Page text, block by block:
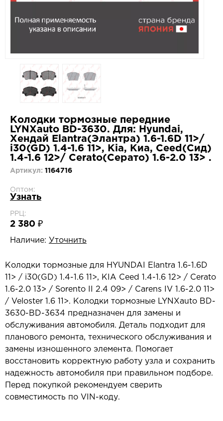
Колодки тормозные передние
LYNXauto BD-3630. Для: Hyundai,
Хендай Elantra(Элантра) 1.6-1.6D 11>/
i30(GD) 1.4-1.6 11>, Kia, Киа, Ceed(Сид)
1.4-1.6 12>/ Cerato(Серато) 1.6-2.0 13> .
Артикул: 1164716
Оптом:
Узнать
РРЦ:
2 380 ₽
Наличие: Уточнить
Колодки тормозные для HYUNDAI Elantra 1.6-1.6D
11> / i30(GD) 1.4-1.6 11>, KIA Ceed 1.4-1.6 12> / Cerato
1.6-2.0 13> / Sorento II 2.4 09> / Carens IV 1.6-2.0 11>
/ Veloster 1.6 11>. Колодки тормозные LYNXauto BD-
3630-BD-3634 предназначен для замены и
обслуживания автомобиля. Деталь подходит для
планового ремонта, технического обслуживания и
замены изношенного элемента. Помогает
восстановить корректную работу узла и сохранить
надежность автомобиля при правильном подборе.
Перед покупкой рекомендуем сверить
совместимость по VIN-коду.